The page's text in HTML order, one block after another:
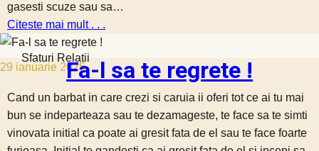
gasesti scuze sau sa…
Citeste mai mult . . .
29 ianuarie 2025
Sfaturi RelatiiFa-l sa te regrete !
Cand un barbat in care crezi si caruia ii oferi tot ce ai tu mai
bun se indeparteaza sau te dezamageste, te face sa te simti
vinovata initial ca poate ai gresit fata de el sau te face foarte